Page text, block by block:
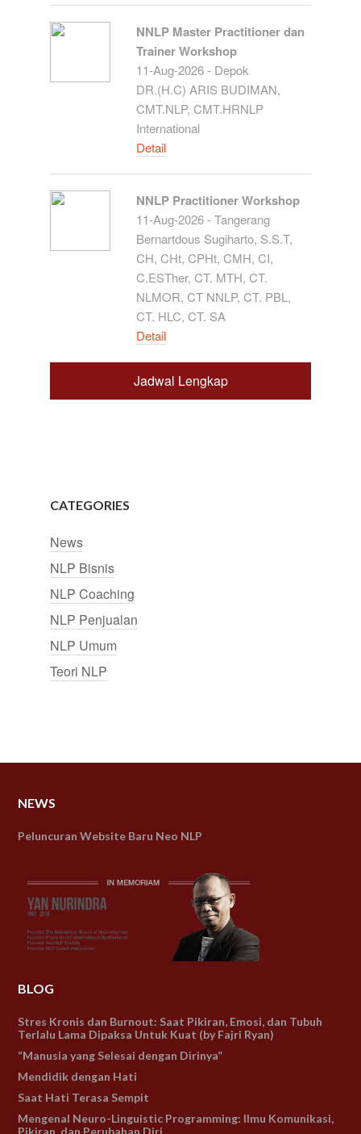
NNLP Master Practitioner dan
Trainer Workshop
11-Aug-2026 - Depok
DR.(H.C) ARIS BUDIMAN,
CMT.NLP, CMT.HRNLP
International
Detail
NNLP Practitioner Workshop
11-Aug-2026 - Tangerang
Bernartdous Sugiharto, S.S.T,
CH, CHt, CPHt, CMH, CI,
C.ESTher, CT. MTH, CT.
NLMOR, CT NNLP, CT. PBL,
CT. HLC, CT. SA
Detail
Jadwal Lengkap
CATEGORIES
News
NLP Bisnis
NLP Coaching
NLP Penjualan
NLP Umum
Teori NLP
NEWS
Peluncuran Website Baru Neo NLP
BLOG
Stres Kronis dan Burnout: Saat Pikiran, Emosi, dan Tubuh
Terlalu Lama Dipaksa Untuk Kuat (by Fajri Ryan)
“Manusia yang Selesai dengan Dirinya”
Mendidik dengan Hati
Saat Hati Terasa Sempit
Mengenal Neuro-Linguistic Programming: Ilmu Komunikasi,
Pikiran, dan Perubahan Diri